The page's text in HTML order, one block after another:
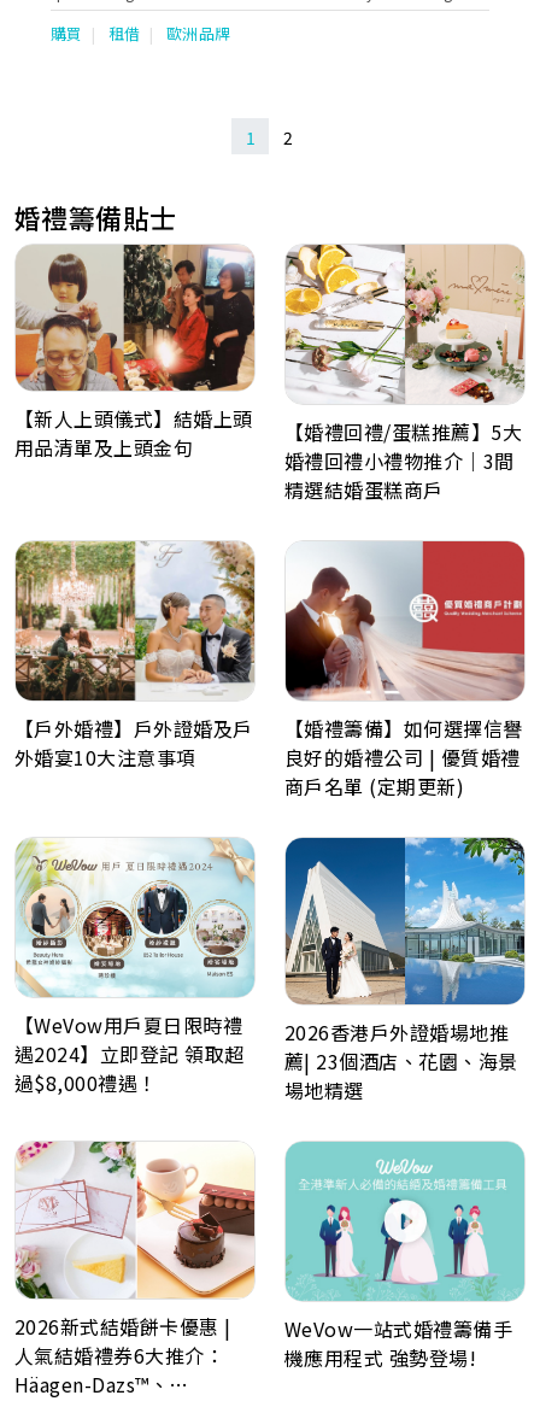
dresses and attires. as well as Chinese traditional wedding
gowns ( Qun Kuas & Ma Kuas) Our Kowloon shop is located at
following Bridal Brands: SAPIN: Aire Barcelona, Luna Novias,
Chic Nostalgia, Kitty Chen, Kitty Chen Couture, Ivoire by Kitty
Chen, Martin Thornburg AUSTRALIA: Sophia Tolli ITALY:
Olympia, Michela Ferriero, Dalin, /TURKEY: Madam Burcu
UKRAINE: Oksana Mukha, Ria Tener, Dominiss, Katy Corso,
Vladiyan MEN SUIT: Enzo Romano, Petrelli Uomo Occassions:
Tarik Ediz, Nicole Moments, Marfil Barcelona, Jovani,
Cinderella Divine, Andrea & Leo, Eillie Wilde, Colette Dresses
for mother: Ivonne D, Montage, Cameron Blake, La Valetta,
Tarik Ediz, Couture Club by Rosa Clara & local brands. Koon
Nam Wah is renowned for her outstanding techniques and
experiences in Chinese Wedding Industry. We use the finest
materials for every piece for our collections of Kuas. Threads
of gold and silver are imported from France and satin from
these signifies good fortune ,wealth, prosperity, love &
fertility. We are known for our exquisite workmanship. Our
manufacturers produce to the best of industry standards
covering sizes from super small to super large. Our tailor team
with years of experience dedicated to creating the most ideal
fits for all of our customers. We are trusted by our customers
and many celebrities, especially in Hong Kong & southern
China. Koon Nam Wah is committed to creating the most
customized wedding for each couple. Our services range from
Rentals and Sales of Wedding Dresses, Bridal Makeup and
Hairstyling Services, Photo Shooting to Wedding
Management, Betrothal goods & gifts & Wedding Chaperone
Celebrant Service. We have ensured that our holistic services
covered everything from the early stage to the end of the
creative implementation. Our mission is to bring your wedding
dream to life through our superior services.
購買 租借 歐洲品牌
1 2
婚禮籌備貼士
【新人上頭儀式】結婚上頭
用品清單及上頭金句
【婚禮回禮/蛋糕推薦】5大
婚禮回禮小禮物推介｜3間
精選結婚蛋糕商戶
【戶外婚禮】戶外證婚及戶
外婚宴10大注意事項
【婚禮籌備】如何選擇信譽
良好的婚禮公司 | 優質婚禮
商戶名單 (定期更新)
【WeVow用戶夏日限時禮
遇2024】立即登記 領取超
過$8,000禮遇！
2026香港戶外證婚場地推
薦| 23個酒店、花園、海景
場地精選
2026新式結婚餅卡優惠 |
人氣結婚禮券6大推介：
Häagen-Dazs™、
WeVow一站式婚禮籌備手
機應用程式 強勢登場!